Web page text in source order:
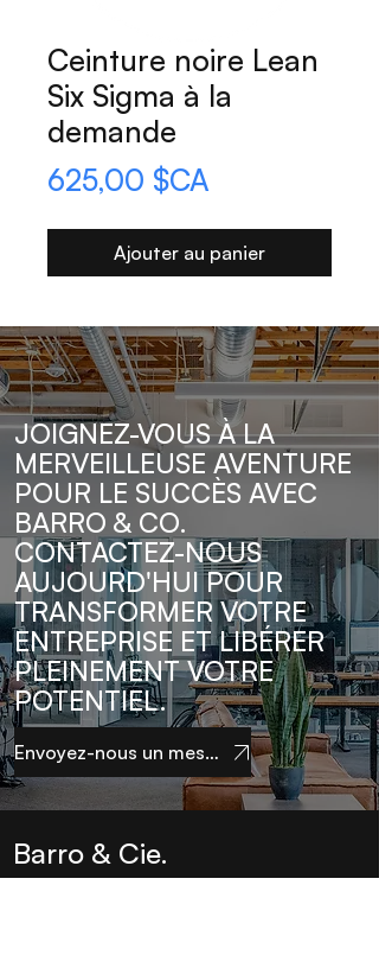
Ceinture noire Lean
Six Sigma à la
demande
625,00 $CA
Ajouter au panier
JOIGNEZ-VOUS À LA
MERVEILLEUSE AVENTURE
POUR LE SUCCÈS AVEC
BARRO & CO.
CONTACTEZ-NOUS
AUJOURD'HUI POUR
TRANSFORMER VOTRE
ENTREPRISE ET LIBÉRER
PLEINEMENT VOTRE
POTENTIEL.
Envoyez-nous un message
Barro & Cie.